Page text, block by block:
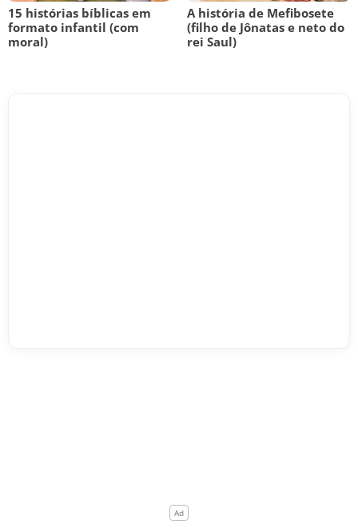
15 histórias bíblicas em
formato infantil (com
moral)
A história de Mefibosete
(filho de Jônatas e neto do
rei Saul)